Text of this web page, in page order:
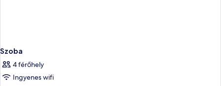
Szoba
4 férőhely
Ingyenes wifi